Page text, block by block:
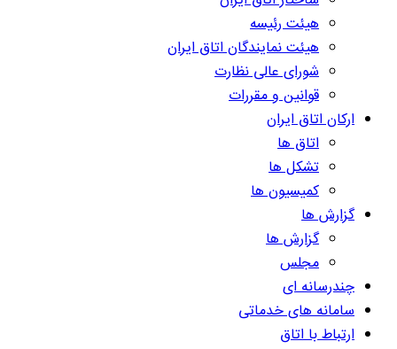
هیئت رئیسه
هیئت نمایندگان اتاق ایران
شورای عالی نظارت
قوانین و مقررات
ارکان اتاق ایران
اتاق ها
تشکل ها
کمیسیون ها
گزارش ها
گزارش ها
مجلس
چندرسانه ای
سامانه های خدماتی
ارتباط با اتاق